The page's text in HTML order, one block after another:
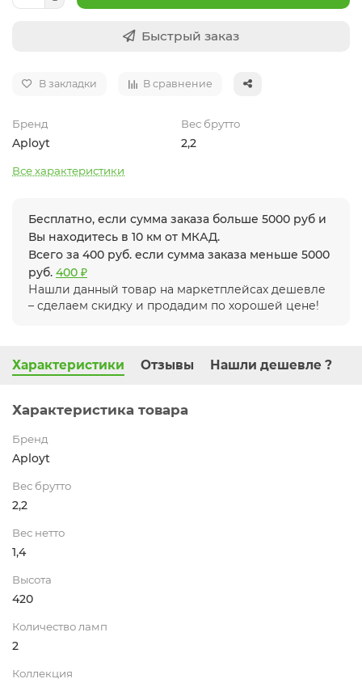
Быстрый заказ
В закладки В сравнение
Бренд
Aployt
Вес брутто
2,2
Все характеристики
Бесплатно, если сумма заказа больше 5000 руб и
Вы находитесь в 10 км от МКАД.
Всего за 400 руб. если сумма заказа меньше 5000
руб. 400 ₽
Нашли данный товар на маркетплейсах дешевле
– сделаем скидку и продадим по хорошей цене!
Характеристики Отзывы Нашли дешевле ?
Характеристика товара
Бренд
Aployt
Вес брутто
2,2
Вес нетто
1,4
Высота
420
Количество ламп
2
Коллекция